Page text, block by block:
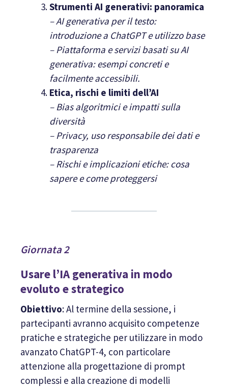
Strumenti AI generativi: panoramica
– AI generativa per il testo:
introduzione a ChatGPT e utilizzo base
– Piattaforma e servizi basati su AI
generativa: esempi concreti e
facilmente accessibili.
Etica, rischi e limiti dell’AI
– Bias algoritmici e impatti sulla
diversità
– Privacy, uso responsabile dei dati e
trasparenza
– Rischi e implicazioni etiche: cosa
sapere e come proteggersi
Giornata 2
Usare l’IA generativa in modo
evoluto e strategico
Obiettivo: Al termine della sessione, i
partecipanti avranno acquisito competenze
pratiche e strategiche per utilizzare in modo
avanzato ChatGPT-4, con particolare
attenzione alla progettazione di prompt
complessi e alla creazione di modelli